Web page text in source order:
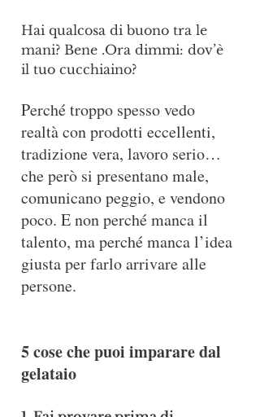
Hai qualcosa di buono tra le
mani? Bene .Ora dimmi: dov’è
il tuo cucchiaino?
Perché troppo spesso vedo
realtà con prodotti eccellenti,
tradizione vera, lavoro serio…
che però si presentano male,
comunicano peggio, e vendono
poco. E non perché manca il
talento, ma perché manca l’idea
giusta per farlo arrivare alle
persone.
5 cose che puoi imparare dal
gelataio